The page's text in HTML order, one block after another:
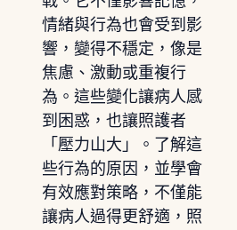
情緒與行為也會受到影
響，變得不穩定，像是
焦慮、激動或重複行
為。這些變化讓病人感
到困惑，也讓照護者
「壓力山大」。了解這
些行為的原因，並學會
有效應對策略，不僅能
讓病人過得更舒適，照